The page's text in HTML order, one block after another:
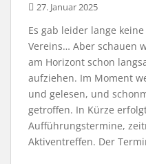
27. Januar 2025
Es gab leider lange
Vereins… Aber schauen
am Horizont schon
aufziehen. Im Moment
und gelesen, und
getroffen. In Kürze
Aufführungstermine,
Aktiventreffen. Der